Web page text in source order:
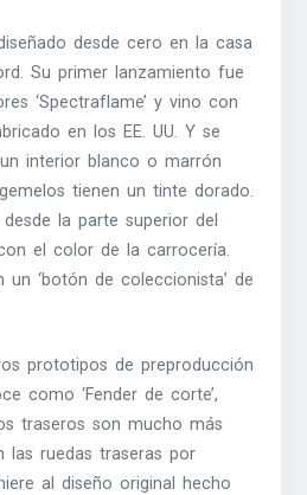
desde cero en la casa
Su primer lanzamiento fue
‘Spectraflame’ y vino con
en los EE. UU. Y se
interior blanco o marrón
tienen un tinte dorado.
la parte superior del
el color de la carrocería.
un ‘botón de coleccionista’ de
prototipos de preproducción
como ‘Fender de corte’,
traseros son mucho más
las ruedas traseras por
al diseño original hecho